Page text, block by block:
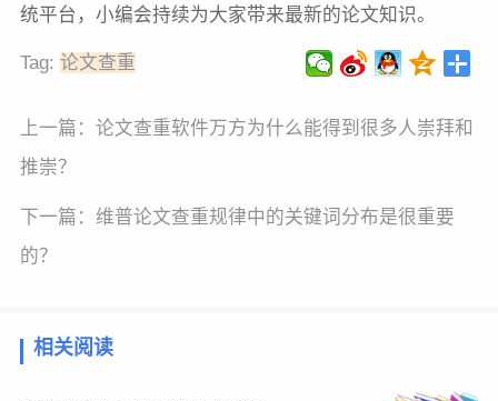
统平台，小编会持续为大家带来最新的论文知识。
Tag: 论文查重
上一篇： 论文查重软件万方为什么能得到很多人崇拜和
推崇？
下一篇： 维普论文查重规律中的关键词分布是很重要
的？
相关阅读